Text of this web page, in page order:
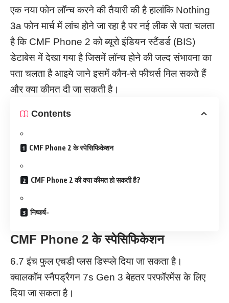
एक नया फोन लॉन्च करने की तैयारी की है हालांकि Nothing
3a फोन मार्च में लांच होने जा रहा है पर नई लीक से पता चलता
है कि CMF Phone 2 को ब्यूरो इंडियन स्टैंडर्ड (BIS)
डेटाबेस में देखा गया है जिसमें लॉन्च होने की जल्द संभावना का
पता चलता है आइये जाने इसमें कौन-से फीचर्स मिल सकते हैं
और क्या कीमत दी जा सकती है।
Contents
CMF Phone 2 के स्पेसिफिकेशन
CMF Phone 2 की क्या कीमत हो सकती है?
निष्कर्ष-
CMF Phone 2 के स्पेसिफिकेशन
6.7 इंच फुल एचडी प्लस डिस्प्ले दिया जा सकता है।
क्वालकॉम स्नैपड्रैगन 7s Gen 3 बेहतर परफॉरमेंस के लिए
दिया जा सकता है।